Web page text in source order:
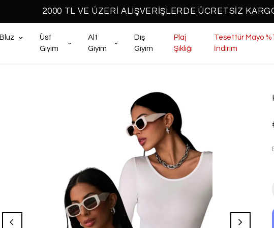
2000 TL VE ÜZERİ ALIŞVERİŞLERDE ÜCRETSİZ
Bluz
Üst
Giyim
Alt
Giyim
Dış
Giyim
Plaj
Şıklığı
Tesettür Mayo
İndirim